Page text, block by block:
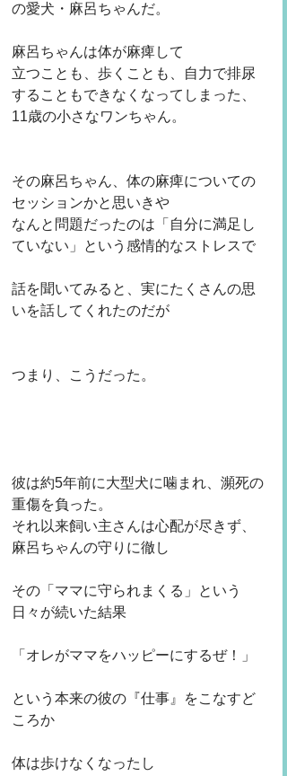
の愛犬・麻呂ちゃんだ。
麻呂ちゃんは体が麻痺して
立つことも、歩くことも、自力で排尿
することもできなくなってしまった、
11歳の小さなワンちゃん。
その麻呂ちゃん、体の麻痺についての
セッションかと思いきや
なんと問題だったのは「自分に満足し
ていない」という感情的なストレスで
話を聞いてみると、実にたくさんの思
いを話してくれたのだが
つまり、こうだった。
彼は約5年前に大型犬に噛まれ、瀕死の
重傷を負った。
それ以来飼い主さんは心配が尽きず、
麻呂ちゃんの守りに徹し
その「ママに守られまくる」という
日々が続いた結果
「オレがママをハッピーにするぜ！」
という本来の彼の『仕事』をこなすど
ころか
体は歩けなくなったし